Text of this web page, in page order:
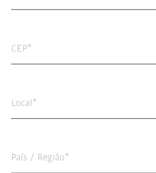
CEP
Local
País / Região*